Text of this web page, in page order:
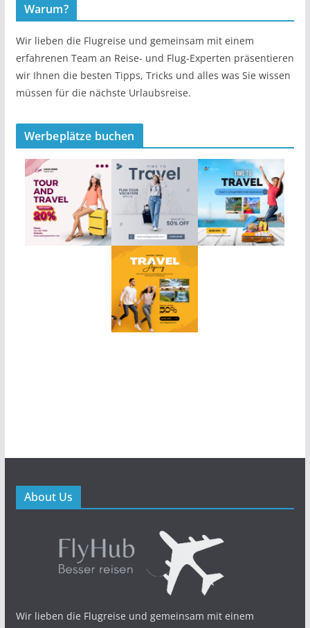
Warum?
Wir lieben die Flugreise und gemeinsam mit einem
erfahrenen Team an Reise- und Flug-Experten präsentieren
wir Ihnen die besten Tipps, Tricks und alles was Sie wissen
müssen für die nächste Urlaubsreise.
Werbeplätze buchen
About Us
Wir lieben die Flugreise und gemeinsam mit einem